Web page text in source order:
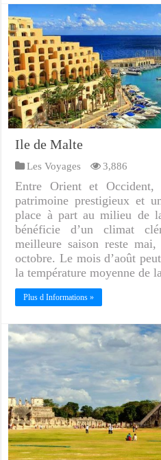
Ile de Malte
Les Voyages 3,886
Entre Orient et
patrimoine prestigieux et
place à part au milieu de
bénéficie d’un climat
meilleure saison reste
octobre. Le mois d’août
la température moyenne de
Plus d Informations »